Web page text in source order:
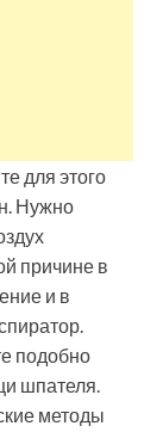
для этого
Нужно
причине в
и в
подобно
шпателя.
методы